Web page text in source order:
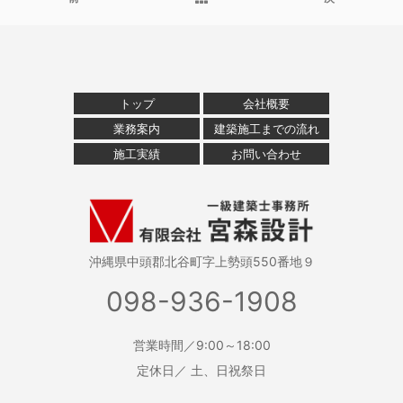
トップ
会社概要
業務案内
建築施工までの流れ
施工実績
お問い合わせ
沖縄県中頭郡北谷町字上勢頭550番地９
098-936-1908
営業時間／9:00～18:00
定休日／ 土、日祝祭日